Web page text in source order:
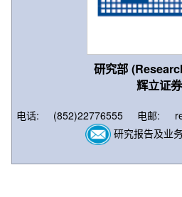
研究部
辉立证券
电话: (852)22776555 电邮:
研究报告及业